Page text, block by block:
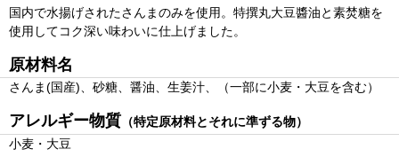
国内で水揚げされたさんまのみを使用。特撰丸大豆醬油と素焚糖を
使用してコク深い味わいに仕上げました。
原材料名
さんま(国産)、砂糖、醤油、生姜汁、（一部に小麦・大豆を含む）
アレルギー物質 （特定原材料とそれに準ずる物）
小麦・大豆